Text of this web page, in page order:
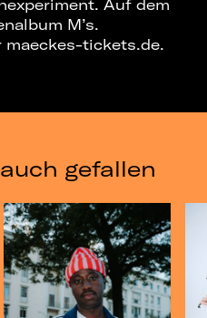
Auf dem
M’s.
tickets.de.
gefallen